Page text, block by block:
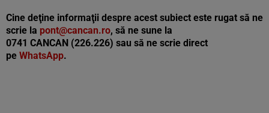
Cine deţine informaţii despre acest subiect este rugat să ne
scrie la pont@cancan.ro, să ne sune la
0741 CANCAN (226.226) sau să ne scrie direct
pe WhatsApp.